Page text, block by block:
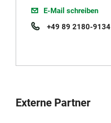
E-Mail schreiben
+49 89 2180-9134
Externe Partner